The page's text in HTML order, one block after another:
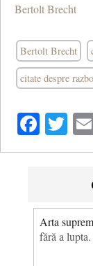
Bertolt Brecht
Bertolt Brecht
citate despre
Arta
fără a